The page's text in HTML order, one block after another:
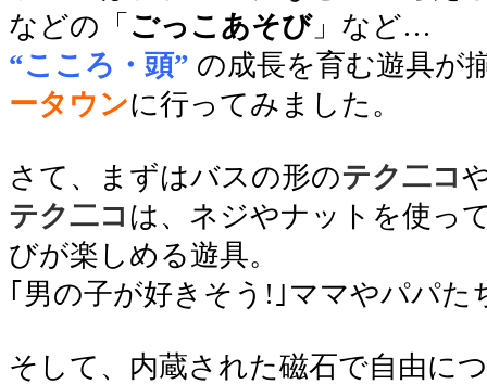
などの「 ごっこあそび」など…
“こころ・頭” の成長を育む遊具が
ータウンに行ってみました。
さて、まずはバスの形のテク二コ
テク二コ は、ネジやナットを使っ
びが楽しめる遊具。
｢男の子が好きそう!｣ママやパパ
そして、内蔵された磁石で自由に